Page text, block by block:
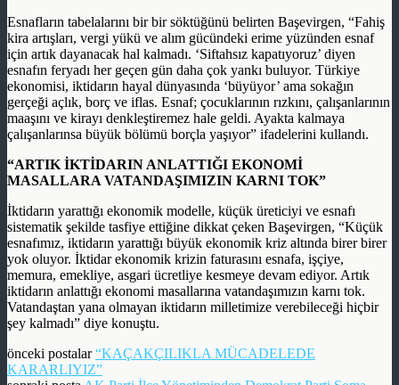
Esnafların tabelalarını bir bir söktüğünü belirten Başevirgen, “Fahiş
kira artışları, vergi yükü ve alım gücündeki erime yüzünden esnaf
için artık dayanacak hal kalmadı. ‘Siftahsız kapatıyoruz’ diyen
esnafın feryadı her geçen gün daha çok yankı buluyor. Türkiye
ekonomisi, iktidarın hayal dünyasında ‘büyüyor’ ama sokağın
gerçeği açlık, borç ve iflas. Esnaf; çocuklarının rızkını, çalışanlarının
maaşını ve kirayı denkleştiremez hale geldi. Ayakta kalmaya
çalışanlarınsa büyük bölümü borçla yaşıyor” ifadelerini kullandı.
“ARTIK İKTİDARIN ANLATTIĞI EKONOMİ
MASALLARA VATANDAŞIMIZIN KARNI TOK”
İktidarın yarattığı ekonomik modelle, küçük üreticiyi ve esnafı
sistematik şekilde tasfiye ettiğine dikkat çeken Başevirgen, “Küçük
esnafımız, iktidarın yarattığı büyük ekonomik kriz altında birer birer
yok oluyor. İktidar ekonomik krizin faturasını esnafa, işçiye,
memura, emekliye, asgari ücretliye kesmeye devam ediyor. Artık
iktidarın anlattığı ekonomi masallarına vatandaşımızın karnı tok.
Vatandaştan yana olmayan iktidarın milletimize verebileceği hiçbir
şey kalmadı” diye konuştu.
önceki postalar“KAÇAKÇILIKLA MÜCADELEDE
KARARLIYIZ”